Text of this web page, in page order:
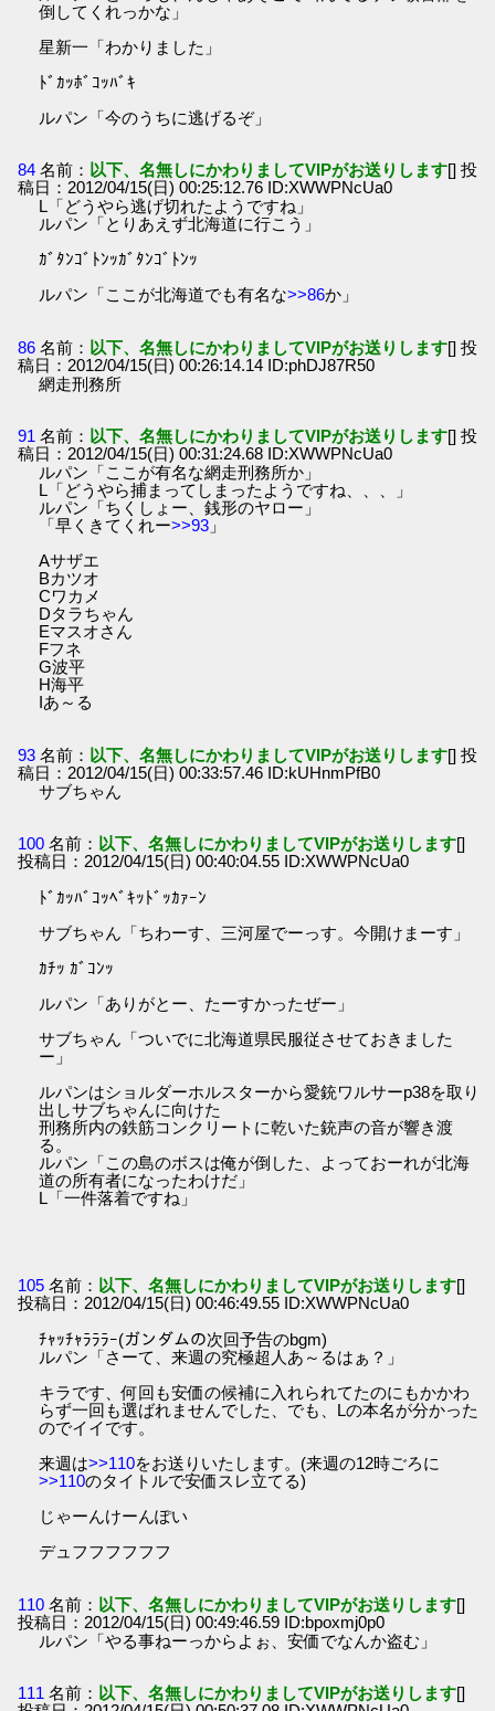
倒してくれっかな」
星新一「わかりました」
ﾄﾞｶｯﾎﾞｺｯﾊﾞｷ
ルパン「今のうちに逃げるぞ」
84 名前： 以下、名無しにかわりましてVIPがお送りします[] 投
稿日：2012/04/15(日) 00:25:12.76 ID:XWWPNcUa0
L「どうやら逃げ切れたようですね」
ルパン「とりあえず北海道に行こう」
ｶﾞﾀﾝｺﾞﾄﾝｯｶﾞﾀﾝｺﾞﾄﾝｯ
ルパン「ここが北海道でも有名な>>86か」
86 名前： 以下、名無しにかわりましてVIPがお送りします[] 投
稿日：2012/04/15(日) 00:26:14.14 ID:phDJ87R50
網走刑務所
91 名前： 以下、名無しにかわりましてVIPがお送りします[] 投
稿日：2012/04/15(日) 00:31:24.68 ID:XWWPNcUa0
ルパン「ここが有名な網走刑務所か」
L「どうやら捕まってしまったようですね、、、」
ルパン「ちくしょー、銭形のヤロー」
「早くきてくれー>>93 」
Aサザエ
Bカツオ
Cワカメ
Dタラちゃん
Eマスオさん
Fフネ
G波平
H海平
Iあ～る
93 名前： 以下、名無しにかわりましてVIPがお送りします[] 投
稿日：2012/04/15(日) 00:33:57.46 ID:kUHnmPfB0
サブちゃん
100 名前： 以下、名無しにかわりましてVIPがお送りします[]
投稿日：2012/04/15(日) 00:40:04.55 ID:XWWPNcUa0
ﾄﾞｶｯﾊﾞｺｯﾍﾞｷｯﾄﾞｯｶｧｰﾝ
サブちゃん「ちわーす、三河屋でーっす。今開けまーす」
ｶﾁｯ ｶﾞｺﾝｯ
ルパン「ありがとー、たーすかったぜー」
サブちゃん「ついでに北海道県民服従させておきました
ー」
ルパンはショルダーホルスターから愛銃ワルサーp38を取り
出しサブちゃんに向けた
刑務所内の鉄筋コンクリートに乾いた銃声の音が響き渡
る。
ルパン「この島のボスは俺が倒した、よっておーれが北海
道の所有者になったわけだ」
L「一件落着ですね」
105 名前： 以下、名無しにかわりましてVIPがお送りします[]
投稿日：2012/04/15(日) 00:46:49.55 ID:XWWPNcUa0
ﾁｬｯﾁｬﾗﾗﾗｰ(ガンダムの次回予告のbgm)
ルパン「さーて、来週の究極超人あ～るはぁ？」
キラです、何回も安価の候補に入れられてたのにもかかわ
らず一回も選ばれませんでした、でも、Lの本名が分かった
のでイイです。
来週は>>110をお送りいたします。(来週の12時ごろに
>>110のタイトルで安価スレ立てる)
じゃーんけーんぽい
デュフフフフフフ
110 名前： 以下、名無しにかわりましてVIPがお送りします[]
投稿日：2012/04/15(日) 00:49:46.59 ID:bpoxmj0p0
ルパン「やる事ねーっからよぉ、安価でなんか盗む」
111 名前： 以下、名無しにかわりましてVIPがお送りします[]